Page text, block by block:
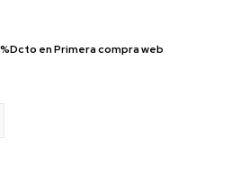
en Primera compra web